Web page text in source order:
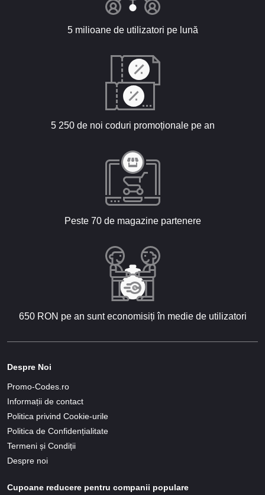
5 milioane de utilizatori pe lună
5 250 de noi coduri promoționale pe an
Peste 70 de magazine partenere
650 RON pe an sunt economisiți în medie de utilizatori
Despre Noi
Promo-Codes.ro
Informații de contact
Politica privind Cookie-urile
Politica de Confidențialitate
Termeni și Condiții
Despre noi
Cupoane reducere pentru companii populare